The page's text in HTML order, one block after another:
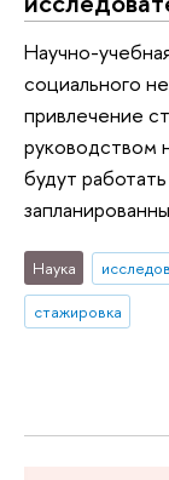
Научно-
социального
привлечение
руководством
будут
Наука
стажировка